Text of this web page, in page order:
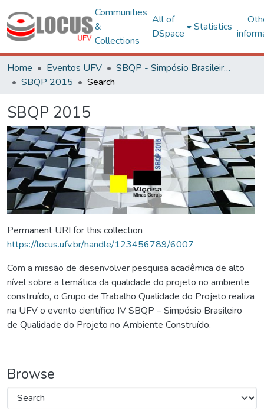
Communities
&
Collections
All of
DSpace
Statistics
Home Eventos UFV
SBQP - Simpósio Brasileiro de Qualidade do Projeto no Ambiente Construído
SBQP 2015
Search
SBQP 2015
Permanent URI for this collection
https://locus.ufv.br/handle/123456789/6007
Com a missão de desenvolver pesquisa acadêmica de alto
nível sobre a temática da qualidade do projeto no ambiente
construído, o Grupo de Trabalho Qualidade do Projeto realiza
na UFV o evento científico IV SBQP – Simpósio Brasileiro
de Qualidade do Projeto no Ambiente Construído.
Browse